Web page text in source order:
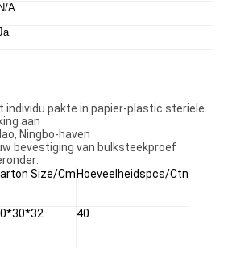
N/A
individu pakte in papier-plastic steriele
aan
Ningbo-haven
bevestiging van bulksteekproef
Size/cm Hoeveelheidspcs/ctn
40